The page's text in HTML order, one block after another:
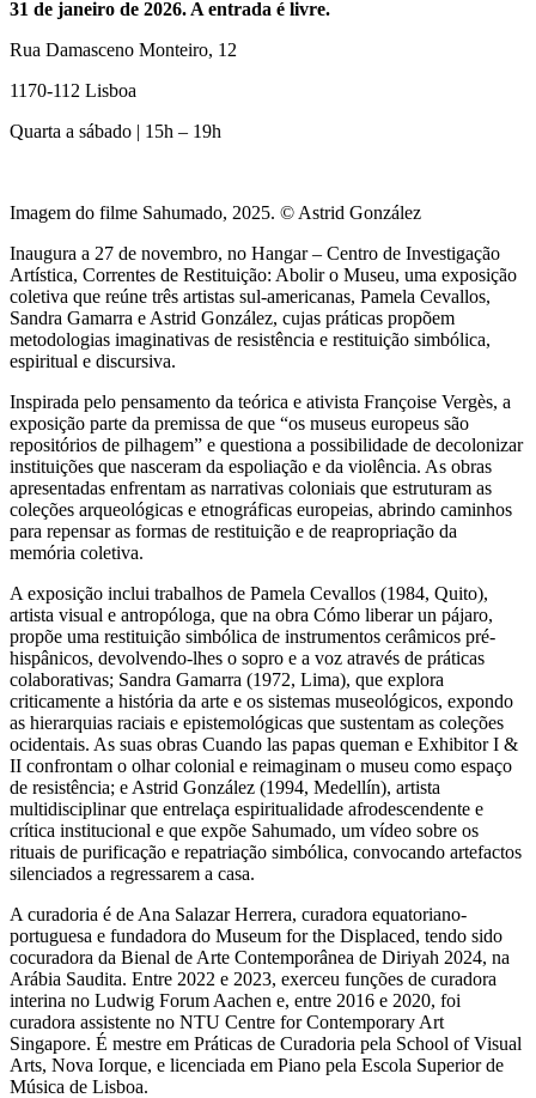
31 de janeiro de 2026. A entrada é livre.
Rua Damasceno Monteiro, 12
1170-112 Lisboa
Quarta a sábado | 15h – 19h
Imagem do filme Sahumado, 2025. © Astrid González
Inaugura a 27 de novembro, no Hangar – Centro de Investigação
Artística, Correntes de Restituição: Abolir o Museu, uma exposição
coletiva que reúne três artistas sul-americanas, Pamela Cevallos,
Sandra Gamarra e Astrid González, cujas práticas propõem
metodologias imaginativas de resistência e restituição simbólica,
espiritual e discursiva.
Inspirada pelo pensamento da teórica e ativista Françoise Vergès, a
exposição parte da premissa de que “os museus europeus são
repositórios de pilhagem” e questiona a possibilidade de decolonizar
instituições que nasceram da espoliação e da violência. As obras
apresentadas enfrentam as narrativas coloniais que estruturam as
coleções arqueológicas e etnográficas europeias, abrindo caminhos
para repensar as formas de restituição e de reapropriação da
memória coletiva.
A exposição inclui trabalhos de Pamela Cevallos (1984, Quito),
artista visual e antropóloga, que na obra Cómo liberar un pájaro,
propõe uma restituição simbólica de instrumentos cerâmicos pré-
hispânicos, devolvendo-lhes o sopro e a voz através de práticas
colaborativas; Sandra Gamarra (1972, Lima), que explora
criticamente a história da arte e os sistemas museológicos, expondo
as hierarquias raciais e epistemológicas que sustentam as coleções
ocidentais. As suas obras Cuando las papas queman e Exhibitor I &
II confrontam o olhar colonial e reimaginam o museu como espaço
de resistência; e Astrid González (1994, Medellín), artista
multidisciplinar que entrelaça espiritualidade afrodescendente e
crítica institucional e que expõe Sahumado, um vídeo sobre os
rituais de purificação e repatriação simbólica, convocando artefactos
silenciados a regressarem a casa.
A curadoria é de Ana Salazar Herrera, curadora equatoriano-
portuguesa e fundadora do Museum for the Displaced, tendo sido
cocuradora da Bienal de Arte Contemporânea de Diriyah 2024, na
Arábia Saudita. Entre 2022 e 2023, exerceu funções de curadora
interina no Ludwig Forum Aachen e, entre 2016 e 2020, foi
curadora assistente no NTU Centre for Contemporary Art
Singapore. É mestre em Práticas de Curadoria pela School of Visual
Arts, Nova Iorque, e licenciada em Piano pela Escola Superior de
Música de Lisboa.